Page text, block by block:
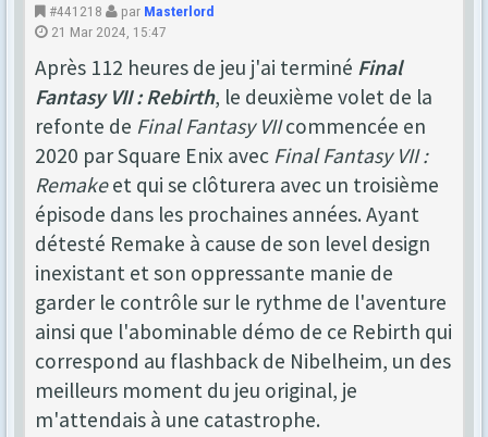
#441218 par Masterlord
21 Mar 2024, 15:47
Après 112 heures de jeu j'ai terminé Final
Fantasy VII : Rebirth, le deuxième volet de la
refonte de Final Fantasy VIIcommencée en
2020 par Square Enix avec Final Fantasy VII :
Remakeet qui se clôturera avec un troisième
épisode dans les prochaines années. Ayant
détesté Remake à cause de son level design
inexistant et son oppressante manie de
garder le contrôle sur le rythme de l'aventure
ainsi que l'abominable démo de ce Rebirth qui
correspond au flashback de Nibelheim, un des
meilleurs moment du jeu original, je
m'attendais à une catastrophe.